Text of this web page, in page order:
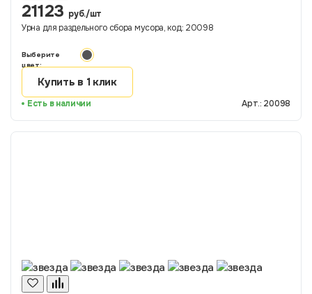
21123 руб./шт
Урна для раздельного сбора мусора, код: 20098
Выберите
цвет:
Купить в 1 клик
Есть в наличии Арт.: 20098